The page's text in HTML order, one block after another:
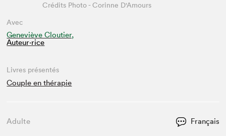
Avec
Geneviève Cloutier,
Auteur·rice
Crédits Photo - Corinne D'Amours
Livres présentés
Couple en thérapie
Adulte Français